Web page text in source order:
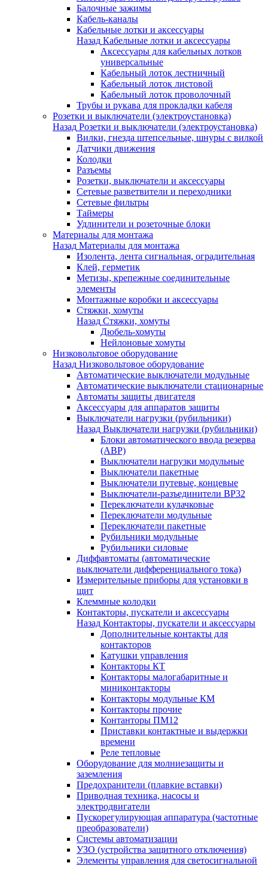
Балочные зажимы
Кабель-каналы
Кабельные лотки и аксессуары
Назад Кабельные лотки и аксессуары
Аксессуары для кабельных лотков
универсальные
Кабельный лоток лестничный
Кабельный лоток листовой
Кабельный лоток проволочный
Трубы и рукава для прокладки кабеля
Розетки и выключатели (электроустановка)
Назад Розетки и выключатели (электроустановка)
Вилки, гнезда штепсельные, шнуры с вилкой
Датчики движения
Колодки
Разъемы
Розетки, выключатели и аксессуары
Сетевые разветвители и переходники
Сетевые фильтры
Таймеры
Удлинители и розеточные блоки
Материалы для монтажа
Назад Материалы для монтажа
Изолента, лента сигнальная, оградительная
Клей, герметик
Метизы, крепежные соединительные
элементы
Монтажные коробки и аксессуары
Стяжки, хомуты
Назад Стяжки, хомуты
Дюбель-хомуты
Нейлоновые хомуты
Низковольтовое оборудование
Назад Низковольтовое оборудование
Автоматические выключатели модульные
Автоматические выключатели стационарные
Автоматы защиты двигателя
Аксессуары для аппаратов защиты
Выключатели нагрузки (рубильники)
Назад Выключатели нагрузки (рубильники)
Блоки автоматического ввода резерва
(АВР)
Выключатели нагрузки модульные
Выключатели пакетные
Выключатели путевые, концевые
Выключатели-разъединители ВР32
Переключатели кулачковые
Переключатели модульные
Переключатели пакетные
Рубильники модульные
Рубильники силовые
Диффавтоматы (автоматические
выключатели дифференциального тока)
Измерительные приборы для установки в
щит
Клеммные колодки
Контакторы, пускатели и аксессуары
Назад Контакторы, пускатели и аксессуары
Дополнительные контакты для
контакторов
Катушки управления
Контакторы КТ
Контакторы малогабаритные и
миниконтакторы
Контакторы модульные КМ
Контакторы прочие
Контанторы ПМ12
Приставки контактные и выдержки
времени
Реле тепловые
Оборудование для молниезащиты и
заземления
Предохранители (плавкие вставки)
Приводная техника, насосы и
электродвигатели
Пускорегулирующая аппаратура (частотные
преобразователи)
Системы автоматизации
УЗО (устройства защитного отключения)
Элементы управления для светосигнальной